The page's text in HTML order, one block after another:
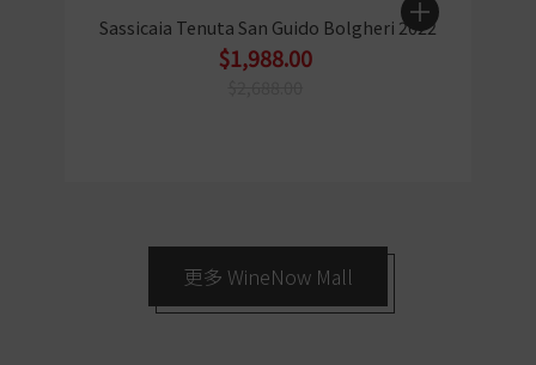
Sassicaia Tenuta San Guido Bolgheri 2022
$1,988.00
更多 WineNow Mall